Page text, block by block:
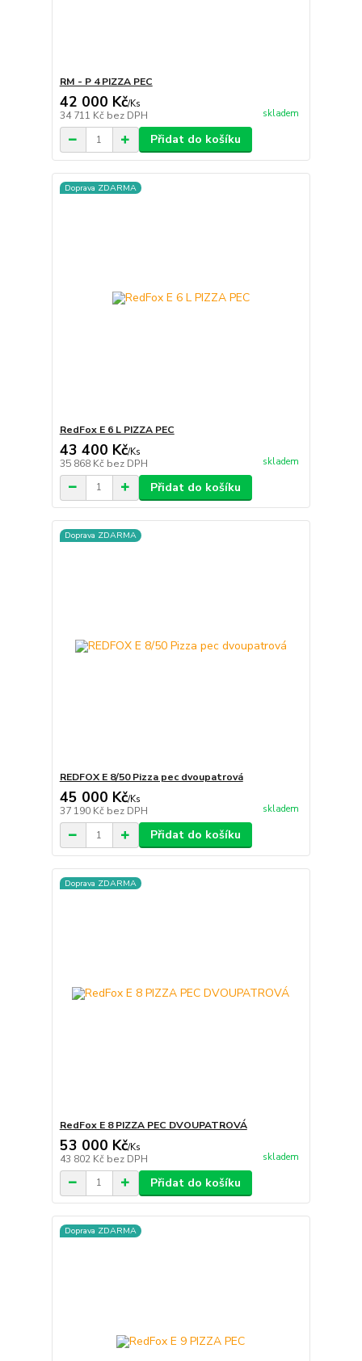
RM - P 4 PIZZA PEC
42 000 Kč/Ks
34 711 Kč bez DPH skladem
Přidat do košíku
Doprava ZDARMA
RedFox E 6 L PIZZA PEC
43 400 Kč/Ks
35 868 Kč bez DPH skladem
Přidat do košíku
Doprava ZDARMA
REDFOX E 8/50 Pizza pec dvoupatrová
45 000 Kč/Ks
37 190 Kč bez DPH skladem
Přidat do košíku
Doprava ZDARMA
RedFox E 8 PIZZA PEC DVOUPATROVÁ
53 000 Kč/Ks
43 802 Kč bez DPH skladem
Přidat do košíku
Doprava ZDARMA